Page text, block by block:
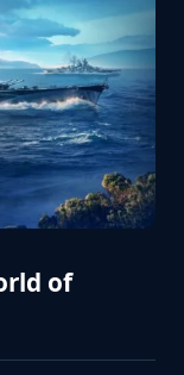
of